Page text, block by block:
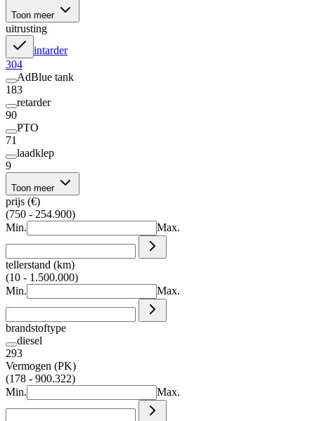
Toon meer
uitrusting
intarder
304
AdBlue tank
183
retarder
90
PTO
71
laadklep
9
Toon meer
prijs (€)
(750 - 254.900)
Min.
Max.
tellerstand (km)
(10 - 1.500.000)
Min.
Max.
brandstoftype
diesel
293
Vermogen (PK)
(178 - 900.322)
Min.
Max.